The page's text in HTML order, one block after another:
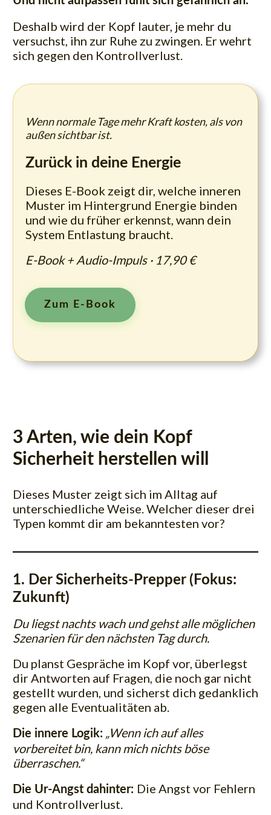
Deshalb wird der Kopf lauter, je mehr du
versuchst, ihn zur Ruhe zu zwingen. Er wehrt
sich gegen den Kontrollverlust.
Wenn normale Tage mehr Kraft kosten, als von
außen sichtbar ist.
Zurück in deine Energie
Dieses E-Book zeigt dir, welche inneren
Muster im Hintergrund Energie binden
und wie du früher erkennst, wann dein
System Entlastung braucht.
E-Book + Audio-Impuls · 17,90 €
Zum E-Book
3 Arten, wie dein Kopf
Sicherheit herstellen will
Dieses Muster zeigt sich im Alltag auf
unterschiedliche Weise. Welcher dieser drei
Typen kommt dir am bekanntesten vor?
1. Der Sicherheits-Prepper (Fokus:
Zukunft)
Du liegst nachts wach und gehst alle möglichen
Szenarien für den nächsten Tag durch.
Du planst Gespräche im Kopf vor, überlegst
dir Antworten auf Fragen, die noch gar nicht
gestellt wurden, und sicherst dich gedanklich
gegen alle Eventualitäten ab.
Die innere Logik: „Wenn ich auf alles
vorbereitet bin, kann mich nichts böse
überraschen.“
Die Ur-Angst dahinter: Die Angst vor Fehlern
und Kontrollverlust.